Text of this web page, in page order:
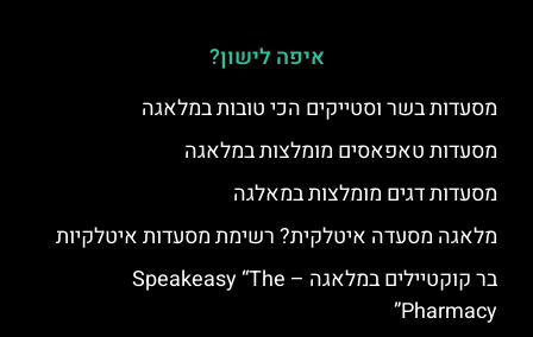
איפה לישון?
מסעדות בשר וסטייקים הכי טובות במלאגה
מסעדות טאפאסים מומלצות במלאגה
מסעדות דגים מומלצות במאלגה
מלאגה מסעדה איטלקית? רשימת מסעדות איטלקיות
בר קוקטיילים במלאגה – Speakeasy “The
Pharmacy”